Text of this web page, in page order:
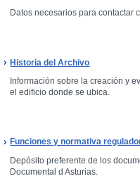
Datos necesarios para contactar
Historia del Archivo
Información sobre la creación y
el edificio donde se ubica.
Funciones y normativa
Depósito preferente de los
Documental d Asturias.